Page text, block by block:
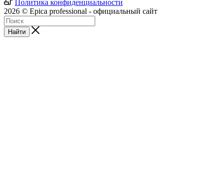
Политика конфиденциальности
2026 © Epica professional - официальный сайт
Найти